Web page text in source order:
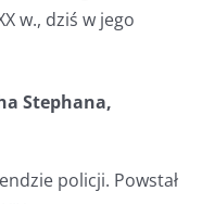
w., dziś w jego
Stephana,
policji. Powstał